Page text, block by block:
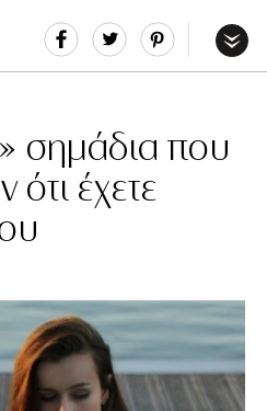
Share Tweet
σημάδια που
έχετε